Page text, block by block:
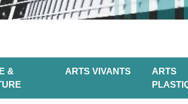
&
ARTS VIVANTS
ARTS